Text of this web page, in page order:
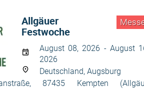
Allgäuer
Festwoche
August 08, 2026 - August
2026
Deutschland, Augsburg
87435 Kempten